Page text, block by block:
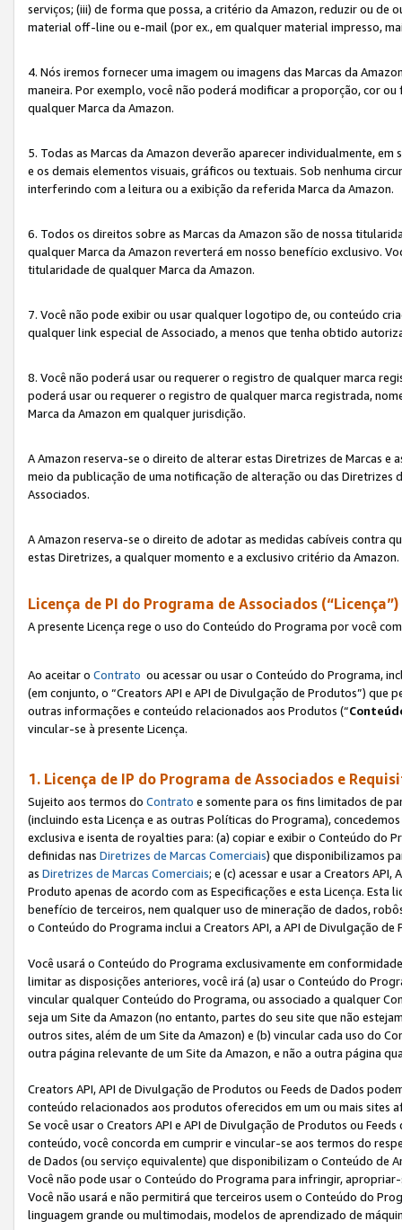
serviços; (iii) de forma que possa, a critério da Amazon, reduzir ou de
material off-line ou e-mail (por ex., em qualquer material impresso,
4. Nós iremos fornecer uma imagem ou imagens das Marcas da
maneira. Por exemplo, você não poderá modificar a proporção, cor
qualquer Marca da Amazon.
5. Todas as Marcas da Amazon deverão aparecer individualmente,
e os demais elementos visuais, gráficos ou textuais. Sob nenhuma
interferindo com a leitura ou a exibição da referida Marca da Amazon.
6. Todos os direitos sobre as Marcas da Amazon são de nossa
qualquer Marca da Amazon reverterá em nosso benefício exclusivo.
titularidade de qualquer Marca da Amazon.
7. Você não pode exibir ou usar qualquer logotipo de, ou conteúdo
qualquer link especial de Associado, a menos que tenha obtido
8. Você não poderá usar ou requerer o registro de qualquer marca
poderá usar ou requerer o registro de qualquer marca registrada,
Marca da Amazon em qualquer jurisdição.
A Amazon reserva-se o direito de alterar estas Diretrizes de Marcas e
meio da publicação de uma notificação de alteração ou das Diretrizes
Associados.
A Amazon reserva-se o direito de adotar as medidas cabíveis contra
estas Diretrizes, a qualquer momento e a exclusivo critério da Amazon.
Licença de PI do Programa de Associados (“Licença”)
A presente Licença rege o uso do Conteúdo do Programa por você
Ao aceitar o Contrato ou acessar ou usar o Conteúdo do Programa,
(em conjunto, o “Creators API e API de Divulgação de Produtos”)
outras informações e conteúdo relacionados aos Produtos (“
vincular-se à presente Licença.
1. Licença de IP do Programa de Associados e
Sujeito aos termos do Contrato e somente para os fins limitados de
(incluindo esta Licença e as outras Políticas do Programa),
exclusiva e isenta de royalties para: (a) copiar e exibir o Conteúdo do
definidas nas Diretrizes de Marcas Comerciais) que disponibilizamos
as Diretrizes de Marcas Comerciais; e (c) acessar e usar a Creators
Produto apenas de acordo com as Especificações e esta Licença.
benefício de terceiros, nem qualquer uso de mineração de dados,
o Conteúdo do Programa inclui a Creators API, a API de Divulgação
Você usará o Conteúdo do Programa exclusivamente em
limitar as disposições anteriores, você irá (a) usar o Conteúdo do
vincular qualquer Conteúdo do Programa, ou associado a qualquer
seja um Site da Amazon (no entanto, partes do seu site que não
outros sites, além de um Site da Amazon) e (b) vincular cada uso do
outra página relevante de um Site da Amazon, e não a outra página
Creators API, API de Divulgação de Produtos ou Feeds de Dados
conteúdo relacionados aos produtos oferecidos em um ou mais sites
Se você usar o Creators API e API de Divulgação de Produtos ou
conteúdo, você concorda em cumprir e vincular-se aos termos do
de Dados (ou serviço equivalente) que disponibilizam o Conteúdo de
Você não pode usar o Conteúdo do Programa para infringir,
Você não usará e não permitirá que terceiros usem o Conteúdo do
linguagem grande ou multimodais, modelos de aprendizado de